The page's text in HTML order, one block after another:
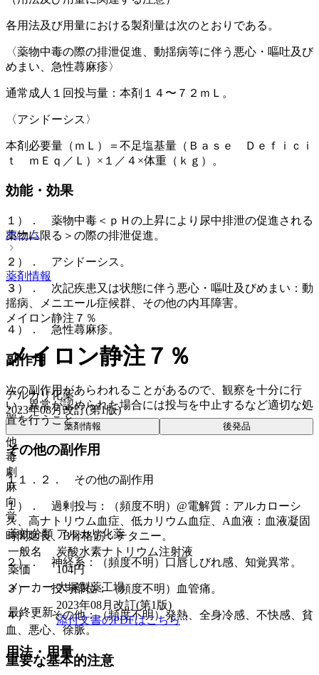
各用法及び用量における製剤量は次のとおりである。
〈薬物中毒の際の排泄促進、動揺病等に伴う悪心・嘔吐及び
めまい、急性蕁麻疹〉
通常成人１回投与量：本剤１４〜７２ｍＬ。
〈アシドーシス〉
本剤必要量（ｍＬ）＝不足塩基量（Ｂａｓｅ Ｄｅｆｉｃｉ
ｔ ｍＥｑ／Ｌ）×１／４×体重（ｋｇ）。
効能・効果
１）． 薬物中毒＜ｐＨの上昇により尿中排泄の促進される
薬物に限る＞の際の排泄促進。
２）． アシドーシス。
３）． 次記疾患又は状態に伴う悪心・嘔吐及びめまい：動
揺病、メニエール症候群、その他の内耳障害。
４）． 急性蕁麻疹。
副作用
次の副作用があらわれることがあるので、観察を十分に行
い、異常が認められた場合には投与を中止するなど適切な処
置を行うこと。
その他の副作用
１１．２． その他の副作用
１）． 過剰投与：（頻度不明）@電解質：アルカローシ
ス、高ナトリウム血症、低カリウム血症、A血液：血液凝固
時間延長、B骨格筋：テタニー。
２）． 神経系：（頻度不明）口唇しびれ感、知覚異常。
３）． 投与部位：（頻度不明）血管痛。
４）． その他：（頻度不明）発熱、全身冷感、不快感、貧
血、悪心、徐脈。
重要な基本的注意
ホーム
薬剤情報
メイロン静注７％
メイロン静注７％
アルカリ化薬
2023年08月改訂(第1版)
薬剤情報 後発品
他
毒
劇
麻
向
覚
薬効分類 アルカリ化薬
一般名
炭酸水素ナトリウム注射液
薬価
104円
メーカー 大塚製薬工場
最終更新
2023年08月改訂(第1版)
添付文書のPDFはこちら
用法・用量